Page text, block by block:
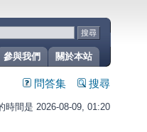
關於本站
參與我們
問答集 搜尋
時間是 2026-08-09, 01:20